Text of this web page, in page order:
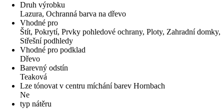
Druh výrobku
Lazura, Ochranná barva na dřevo
Vhodné pro
Štít, Pokrytí, Prvky pohledové ochrany, Ploty, Zahradní domky,
Střešní podhledy
Vhodné pro podklad
Dřevo
Barevný odstín
Teaková
Lze tónovat v centru míchání barev Hornbach
Ne
typ nátěru